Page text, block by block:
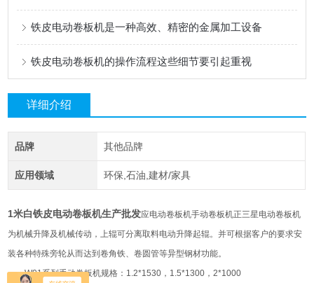
铁皮电动卷板机是一种高效、精密的金属加工设备
铁皮电动卷板机的操作流程这些细节要引起重视
详细介绍
品牌 其他品牌
应用领域 环保,石油,建材/家具
1米白铁皮电动卷板机生产批发应电动卷板机手动卷板机正三星电动卷板机
为机械升降及机械传动，上辊可分离取料电动升降起辊。并可根据客户的要求安
装各种特殊旁轮从而达到卷角铁、卷圆管等异型钢材功能。
W01系列手动卷板机规格：1.2*1530，1.5*1300，2*1000